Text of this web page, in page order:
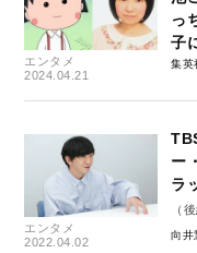
エンタメ
2024.04.21
っ
子
集英
エンタメ
2022.04.02
ー
ラ
（
向
向井